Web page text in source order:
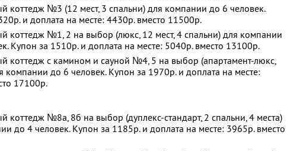
коттедж №3 (12 мест, 3 спальни) для компании до 6 человек.
и доплата на месте: 4430р. вместо 11500р.
коттедж №1, 2 на выбор (люкс, 12 мест, 4 спальни) для компании
Купон за 1510р. и доплата на месте: 5040р. вместо 13100р.
коттедж с камином и сауной №4, 5 на выбор (апартамент-люкс,
компании до 6 человек. Купон за 1970р. и доплата на месте:
17100р.
коттедж №8а, 8б на выбор (дуплекс-стандарт, 2 спальни, 4 места)
до 4 человек. Купон за 1185р. и доплата на месте: 3965р. вместо